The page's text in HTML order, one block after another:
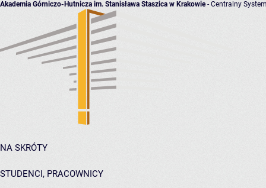
Akademia Górniczo-Hutnicza im. Stanisława Staszica w Krakowie- Centralny
NA SKRÓTY
STUDENCI, PRACOWNICY